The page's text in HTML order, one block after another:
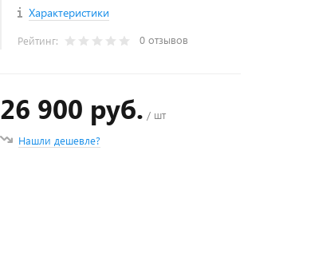
Характеристики
Рейтинг: 0 отзывов
26 900 руб. / шт
Нашли дешевле?